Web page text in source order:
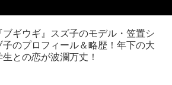
ブギウギ』スズ子のモデル・笠置シ
子のプロフィール＆略歴！年下の大
生との恋が波瀾万丈！